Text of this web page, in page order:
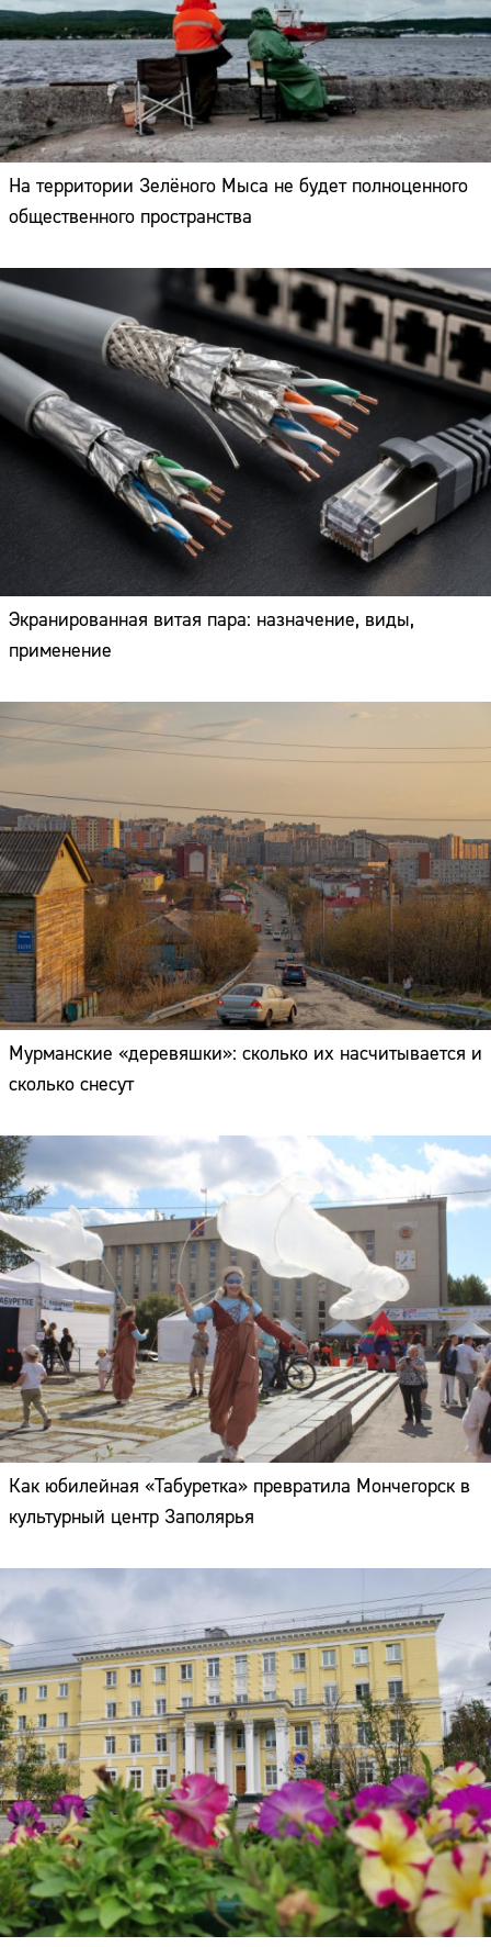
На территории Зелёного Мыса не будет полноценного
общественного пространства
Экранированная витая пара: назначение, виды,
применение
Мурманские «деревяшки»: сколько их насчитывается и
сколько снесут
Как юбилейная «Табуретка» превратила Мончегорск в
культурный центр Заполярья